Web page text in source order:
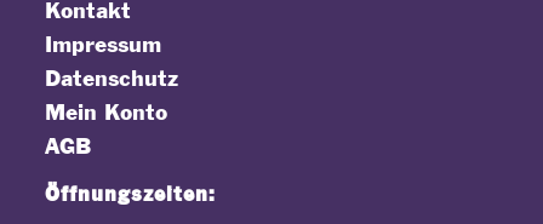
Kontakt
Impressum
Datenschutz
Mein Konto
AGB
Öffnungszeiten: